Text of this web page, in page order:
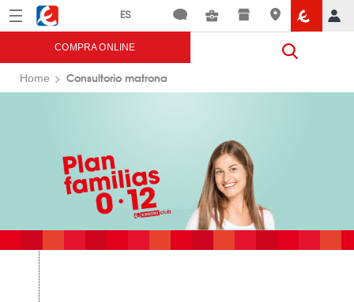
Menú Eroski
COMPRA ONLINE
Home Consultorio matrona